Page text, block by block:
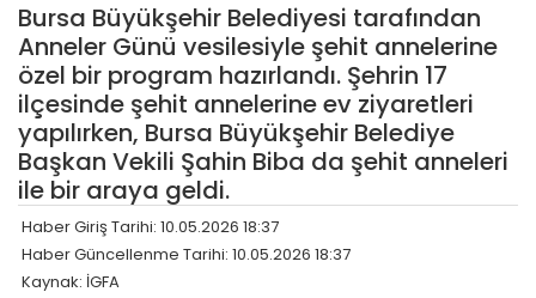
Bursa Büyükşehir Belediyesi tarafından
Anneler Günü vesilesiyle şehit annelerine
özel bir program hazırlandı. Şehrin 17
ilçesinde şehit annelerine ev ziyaretleri
yapılırken, Bursa Büyükşehir Belediye
Başkan Vekili Şahin Biba da şehit anneleri
ile bir araya geldi.
Haber Giriş Tarihi: 10.05.2026 18:37
Haber Güncellenme Tarihi: 10.05.2026 18:37
Kaynak: İGFA